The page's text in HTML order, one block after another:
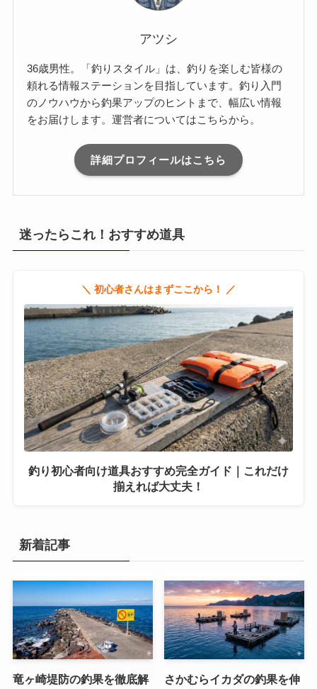
アツシ
36歳男性。「釣りスタイル」は、釣りを楽しむ皆様の
頼れる情報ステーションを目指しています。釣り入門
のノウハウから釣果アップのヒントまで、幅広い情報
をお届けします。運営者についてはこちらから。
詳細プロフィールはこちら
迷ったらこれ！おすすめ道具
＼ 初心者さんはまずここから！ ／
釣り初心者向け道具おすすめ完全ガイド｜これだけ
揃えれば大丈夫！
新着記事
竜ヶ崎堤防の釣果を徹底解
さかむらイカダの釣果を伸